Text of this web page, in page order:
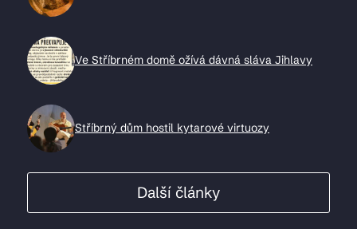
Ve Stříbrném domě ožívá dávná sláva Jihlavy
Stříbrný dům hostil kytarové virtuozy
Další články